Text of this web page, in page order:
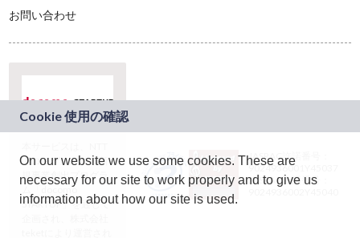
お問い合わせ
ドコモグループの新
規事業創出プログラ
ム「docomo
STARTUP」を通じて
JASRAC許諾番号：
9024936001Y45037
JASRAC許諾番号：
On our website we use some cookies. These are
necessary for our site to work properly and to give us
information about how our site is used.